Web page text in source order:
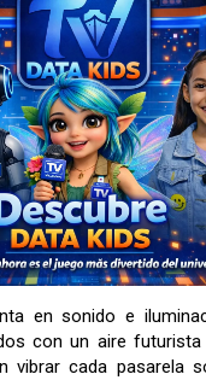
en sonido e
con un aire futurista
vibrar cada pasarela